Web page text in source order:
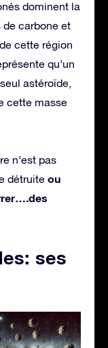
dominent la
carbone et
cette région
qu’un
astéroïde,
cette masse
n’est pas
détruite ou
ses